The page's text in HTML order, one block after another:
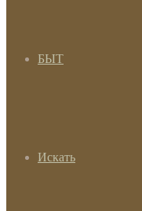
БЫТ
Искать